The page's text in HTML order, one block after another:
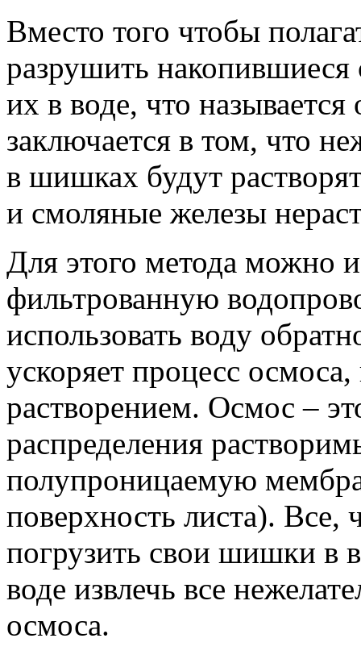
Вместо того чтобы
разрушить накопившиеся
их в воде, что
заключается в том, что
в шишках будут
и смоляные железы
Для этого метода можно
фильтрованную
использовать воду
ускоряет процесс
растворением. Осмос –
распределения
полупроницаемую
поверхность листа). Все,
погрузить свои шишки в
воде извлечь все
осмоса.